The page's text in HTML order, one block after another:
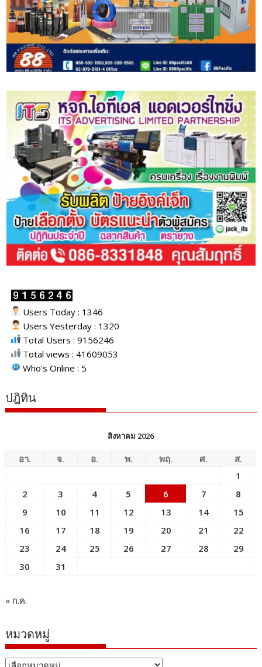
Users Today : 1346
Users Yesterday : 1320
Total Users : 9156246
Total views : 41609053
Who's Online : 5
ปฎิทิน
สิงหาคม 2026
อา. จ. อ. พ. พฤ. ศ.
ส.
1
2
3 4 5 6 7
8
9
10 11 12 13 14
15
16
17 18 19 20 21
22
23
24 25 26 27 28
29
30
31
« ก.ค.
หมวดหมู่
หมวด